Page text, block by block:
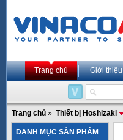
Trang chủ Giới thiệu
Trang chủ » Thiết bị Hoshizaki
DANH MỤC SẢN PHẨM